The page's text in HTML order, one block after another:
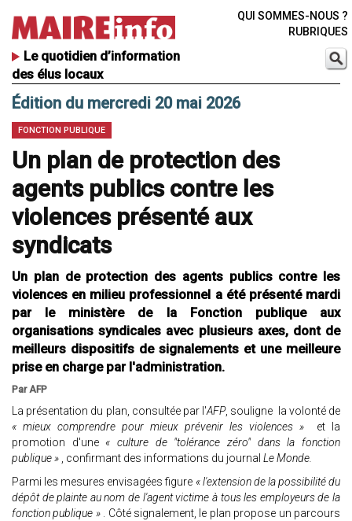
Le quotidien d’information
des élus locaux
QUI SOMMES-NOUS ?
RUBRIQUES
Édition du mercredi 20 mai 2026
FONCTION PUBLIQUE
Un plan de protection des
agents publics contre les
violences présenté aux
syndicats
Un plan de protection des agents publics contre les
violences en milieu professionnel a été présenté mardi
par le ministère de la Fonction publique aux
organisations syndicales avec plusieurs axes, dont de
meilleurs dispositifs de signalements et une meilleure
prise en charge par l'administration.
Par AFP
La présentation du plan, consultée par l'AFP, souligne la volonté de
« mieux comprendre pour mieux prévenir les violences »
et la
promotion d'une « culture de "tolérance zéro" dans la fonction
publique » , confirmant des informations du journal Le Monde.
Parmi les mesures envisagées figure « l'extension de la possibilité du
dépôt de plainte au nom de l'agent victime à tous les employeurs de la
fonction publique » . Côté signalement, le plan propose un parcours